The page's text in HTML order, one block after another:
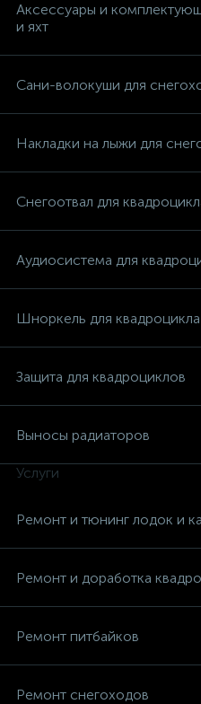
Аксессуары и
и яхт
Сани-волокуши для
Накладки на лыжи для
Снегоотвал для
Аудиосистема для
Шноркель для квадроцикла
Защита для квадроциклов
Выносы радиаторов
Услуги
Ремонт и тюнинг лодок и
Ремонт и доработка
Ремонт питбайков
Ремонт снегоходов